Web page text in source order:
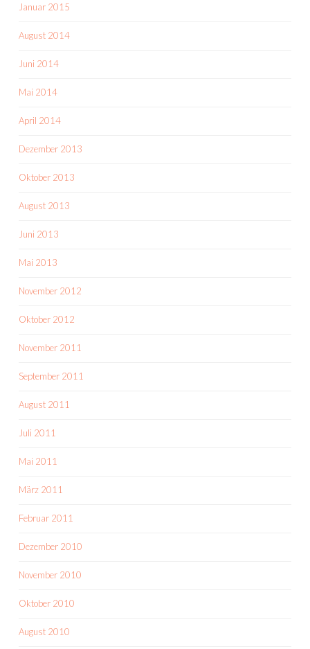
Januar 2015
August 2014
Juni 2014
Mai 2014
April 2014
Dezember 2013
Oktober 2013
August 2013
Juni 2013
Mai 2013
November 2012
Oktober 2012
November 2011
September 2011
August 2011
Juli 2011
Mai 2011
März 2011
Februar 2011
Dezember 2010
November 2010
Oktober 2010
August 2010